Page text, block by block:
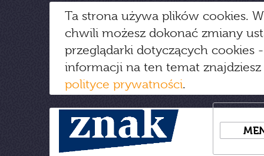
Ta strona używa plików cookies.
chwili możesz dokonać zmiany
przeglądarki dotyczących cookies
informacji na ten temat
polityce prywatności.